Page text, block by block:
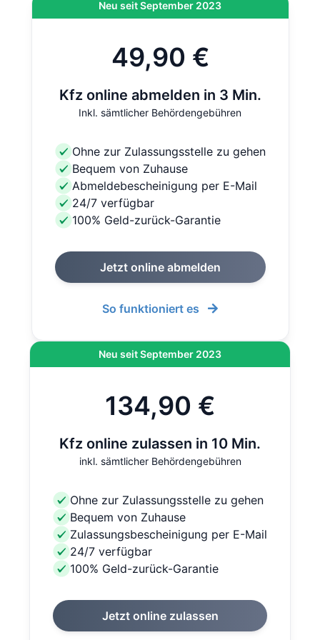
Neu seit September 2023
49,90 €
Kfz online abmelden in 3 Min.
Inkl. sämtlicher Behördengebühren
Ohne zur Zulassungsstelle zu gehen
Bequem von Zuhause
Abmeldebescheinigung per E-Mail
24/7 verfügbar
100% Geld-zurück-Garantie
Jetzt online abmelden
So funktioniert es
Neu seit September 2023
134,90 €
Kfz online zulassen in 10 Min.
inkl. sämtlicher Behördengebühren
Ohne zur Zulassungsstelle zu gehen
Bequem von Zuhause
Zulassungsbescheinigung per E-Mail
24/7 verfügbar
100% Geld-zurück-Garantie
Jetzt online zulassen